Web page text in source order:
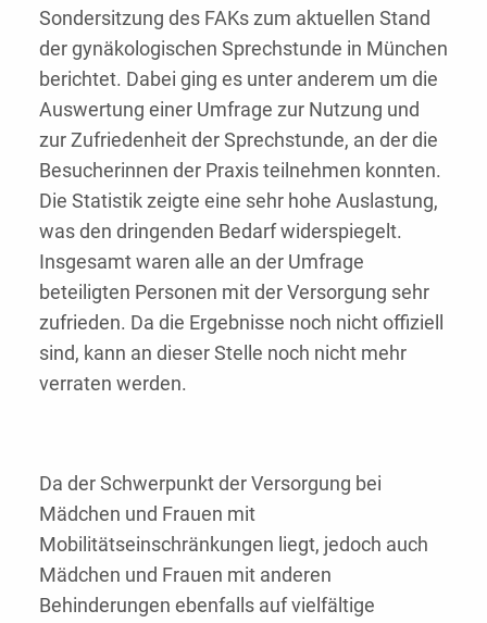
Sondersitzung des FAKs zum aktuellen Stand
der gynäkologischen Sprechstunde in München
berichtet. Dabei ging es unter anderem um die
Auswertung einer Umfrage zur Nutzung und
zur Zufriedenheit der Sprechstunde, an der die
Besucherinnen der Praxis teilnehmen konnten.
Die Statistik zeigte eine sehr hohe Auslastung,
was den dringenden Bedarf widerspiegelt.
Insgesamt waren alle an der Umfrage
beteiligten Personen mit der Versorgung sehr
zufrieden. Da die Ergebnisse noch nicht offiziell
sind, kann an dieser Stelle noch nicht mehr
verraten werden.
Da der Schwerpunkt der Versorgung bei
Mädchen und Frauen mit
Mobilitätseinschränkungen liegt, jedoch auch
Mädchen und Frauen mit anderen
Behinderungen ebenfalls auf vielfältige